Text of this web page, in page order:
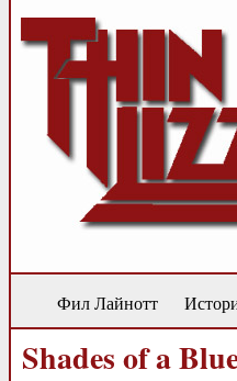
Фил Лайнотт
Shades of a